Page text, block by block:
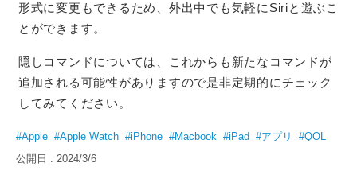
形式に変更もできるため、外出中でも気軽にSiriと遊ぶこ
とができます。
隠しコマンドについては、これからも新たなコマンドが
追加される可能性がありますので是非定期的にチェック
してみてください。
#Apple #Apple Watch #iPhone #Macbook #iPad #アプリ
#QOL
公開日 : 2024/3/6